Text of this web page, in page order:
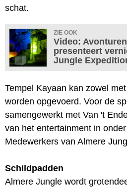
schat.
ZIE OOK
Video:
presenteert
Jungle
Tempel Kayaan kan zowel
worden opgevoerd. Voor de
samengewerkt met Van 't
van het entertainment in
Medewerkers van Almere
Schildpadden
Almere Jungle wordt